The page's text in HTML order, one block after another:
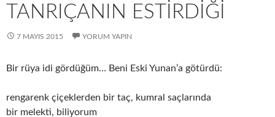
TANRIÇANIN ESTIRDIĞI
7 MAYIS 2015 YORUM YAPIN
Bir rüya idi gördüğüm… Beni Eski Yunan’a götürdü:
rengarenk çiçeklerden bir taç, kumral saçlarında
bir melekti, biliyorum